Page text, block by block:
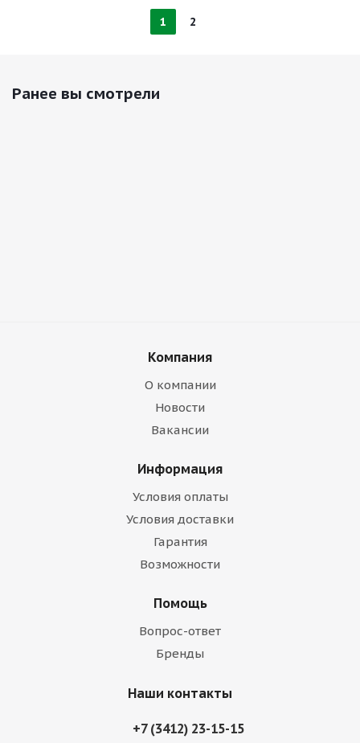
1 2
Ранее вы смотрели
Компания
О компании
Новости
Вакансии
Информация
Условия оплаты
Условия доставки
Гарантия
Возможности
Помощь
Вопрос-ответ
Бренды
Наши контакты
+7 (3412) 23-15-15